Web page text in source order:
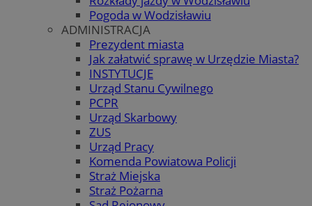
Pogoda w Wodzisławiu
ADMINISTRACJA
Prezydent miasta
Jak załatwić sprawę w Urzędzie Miasta?
INSTYTUCJE
Urząd Stanu Cywilnego
PCPR
Urząd Skarbowy
ZUS
Urząd Pracy
Komenda Powiatowa Policji
Straż Miejska
Straż Pożarna